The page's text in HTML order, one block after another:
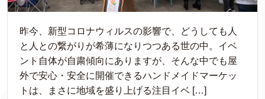
昨今、新型コロナウィルスの影響で、どうしても人
と人との繋がりが希薄になりつつある世の中。イベ
ント自体が自粛傾向にありますが、そんな中でも屋
外で安心・安全に開催できるハンドメイドマーケッ
トは、まさに地域を盛り上げる注目イベ […]